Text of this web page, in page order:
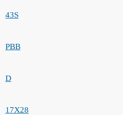
43S
PBB
D
17X28